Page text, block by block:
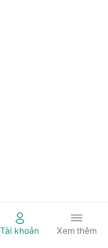
Tài khoản Xem thêm